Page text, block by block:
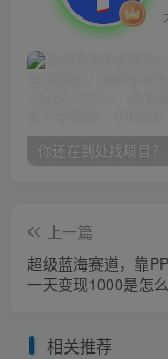
上一篇
超级蓝海赛道，靠
一天变现1000是怎
相关推荐